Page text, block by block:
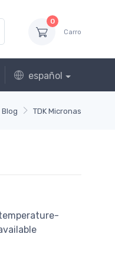
0
Carro
español
Blog TDK Micronas